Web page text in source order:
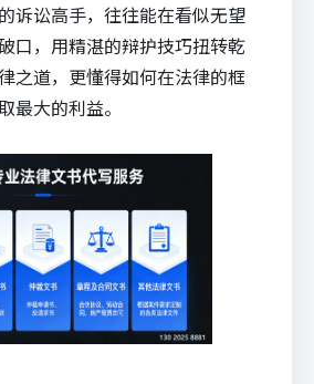
诉讼高手，往往能在看似无望
口，用精湛的辩护技巧扭转乾
之道，更懂得如何在法律的框
最大的利益。